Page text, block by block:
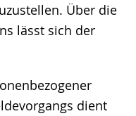
Über die
lässt sich der
dient